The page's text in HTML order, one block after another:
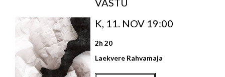
VASTU
K, 11. NOV 19:00
2h 20
Laekvere Rahvamaja